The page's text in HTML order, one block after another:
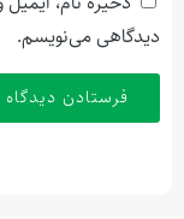
دیدگاهی می‌نویسم.